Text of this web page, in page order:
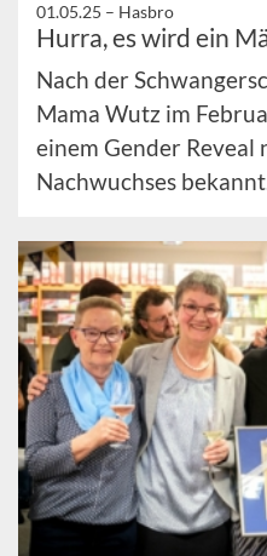
01.05.25 – Hasbro
Hurra, es wird ein
Nach der
Mama Wutz im
einem Gender Reveal
Nachwuchses